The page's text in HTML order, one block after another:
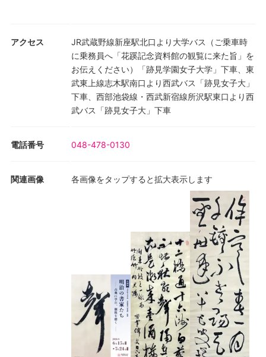
アクセス
JR武蔵野線新座駅北口より大学バス（ご乗車時
に乗務員へ「花蹊記念資料館の観覧に来た旨」を
お伝えください）「跡見学園女子大学」下車、東
武東上線志木駅南口より西武バス「跡見女子大」
下車、西部池袋線・西武新宿線所沢駅東口より西
武バス「跡見女子大」下車
電話番号 048-478-0130
関連画像 各画像をタップすると拡大表示します